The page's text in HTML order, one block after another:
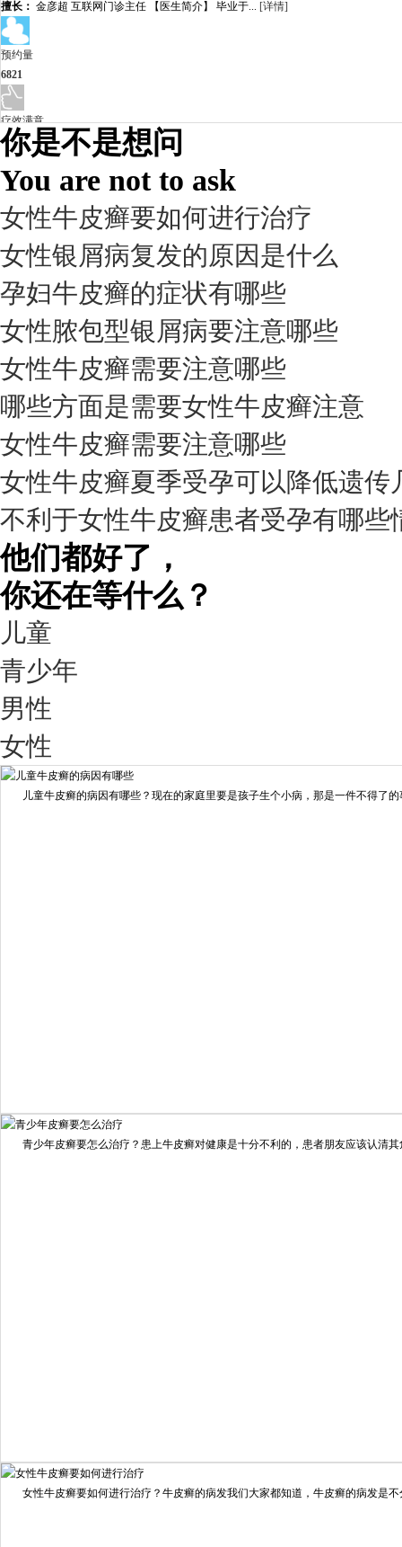
擅长： 金彦超 互联网门诊主任 【医生简介】 毕业于... [详情]
预约量
6821
疗效满意
98%
我要咨询我要预约
擅长： 杨成平 互联网门诊主任【医生简介】 毕业于长江...[详情]
预约量
6821
疗效满意
98%
我要咨询
擅长： 王艳琼 门诊主任 专家介绍：毕业于川北医学院...
预约量
我要咨询我要预约
擅长：住院部主任 【个人简介】 肖建华，成都银康银屑病...
我要咨询 我要预约
你是不是想问
You are not to ask
女性牛皮癣要如何进行治疗
女性银屑病复发的原因是什么
孕妇牛皮癣的症状有哪些
女性脓包型银屑病要注意哪些
女性牛皮癣需要注意哪些
哪些方面是需要女性牛皮癣注意
女性牛皮癣需要注意哪些
女性牛皮癣夏季受孕可以降低遗传
不利于女性牛皮癣患者受孕有哪些
他们都好了，
你还在等什么？
儿童
青少年
男性
女性
儿童牛皮癣的病因有哪些？现在的家庭里要是孩子生个小病，那是一件不得了的
青少年皮癣要怎么治疗？患上牛皮癣对健康是十分不利的，患者朋友应该认清其
女性牛皮癣要如何进行治疗？牛皮癣的病发我们大家都知道，牛皮癣的病发是不